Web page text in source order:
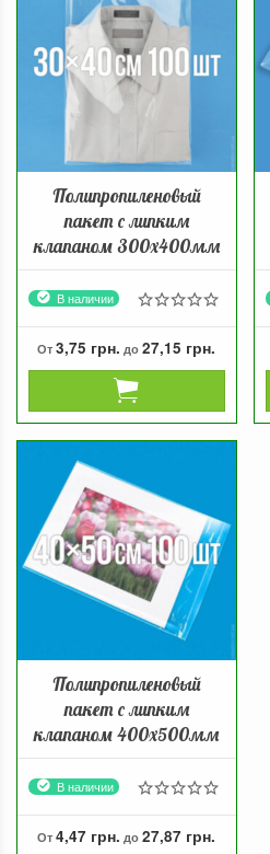
Полипропиленовый
пакет с липким
клапаном 300х400мм
В наличии
От3,75 грн. до27,15 грн.
Полипропиленовый
пакет с липким
клапаном 400х500мм
В наличии
От4,47 грн. до27,87 грн.